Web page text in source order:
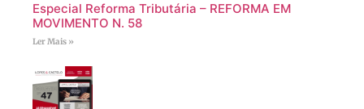
Especial Reforma Tributária – REFORMA EM
MOVIMENTO N. 58
Ler Mais »